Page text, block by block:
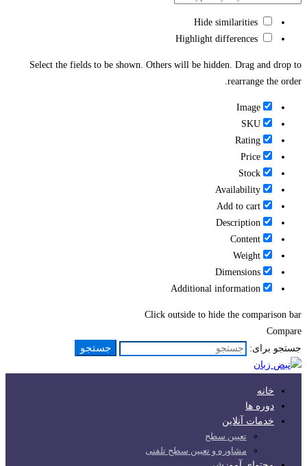
Select the fields to be shown. Others will be hidden. Drag and drop to
rearrange the order.
Image
SKU
Rating
Price
Stock
Availability
Add to cart
Description
Content
Weight
Dimensions
Additional information
Click outside to hide the comparison bar
Compare
جستجو برای:
جستجو
خانه
دوره ها
خدمات آنلاین
تعیین سطح
مشاوره و تعیین سطح تلفنی